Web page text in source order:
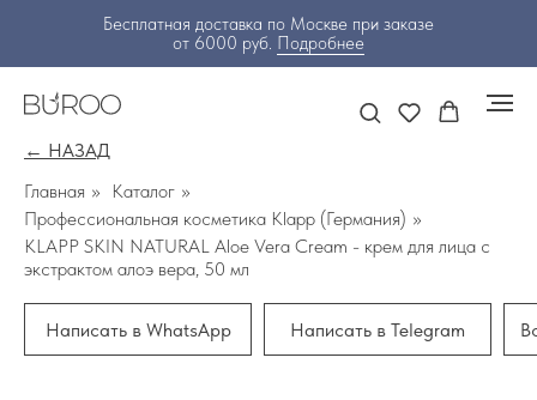
Бесплатная доставка по Москве при заказе
от 6000 руб. Подробнее
← НАЗАД
Главная » Каталог »
Профессиональная косметика Klapp (Германия) »
KLAPP SKIN NATURAL Aloe Vera Cream - крем для лица с
экстрактом алоэ вера, 50 мл
Написать в Telegram
Написать в WhatsApp